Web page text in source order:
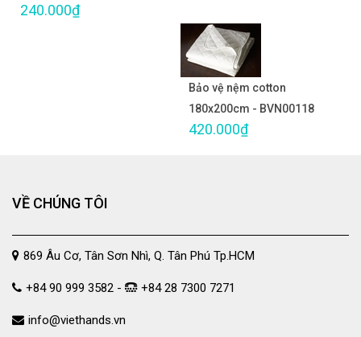
240.000₫
Bảo vệ nệm cotton
180x200cm - BVN00118
420.000₫
VỀ CHÚNG TÔI
869 Âu Cơ, Tân Sơn Nhì, Q. Tân Phú Tp.HCM
+84 90 999 3582 - +84 28 7300 7271
info@viethands.vn